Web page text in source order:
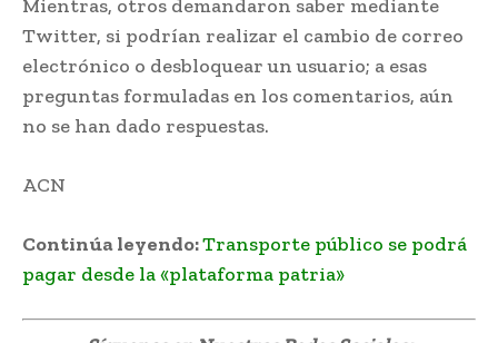
Mientras, otros demandaron saber mediante
Twitter, si podrían realizar el cambio de correo
electrónico o desbloquear un usuario; a esas
preguntas formuladas en los comentarios, aún
no se han dado respuestas.
ACN
Continúa leyendo:Transporte público se podrá
pagar desde la «plataforma patria»